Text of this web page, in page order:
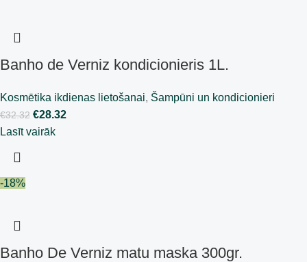
Banho de Verniz kondicionieris 1L.
Kosmētika ikdienas lietošanai, Šampūni un kondicionieri
€32.32 €28.32
Lasīt vairāk
-18%
Banho De Verniz matu maska 300gr.